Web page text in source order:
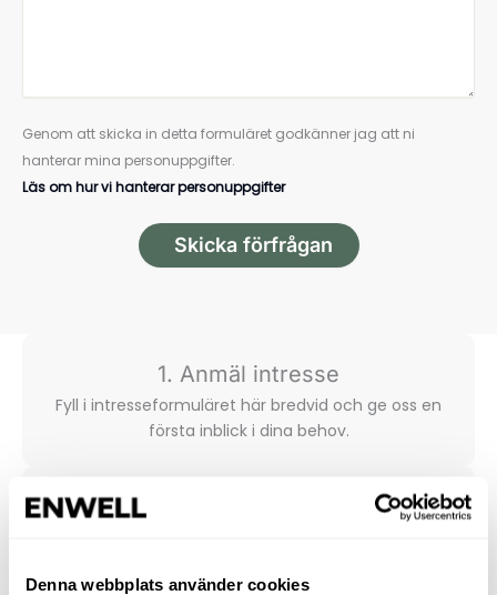
Denna webbplats använder cookies
Genom att skicka in detta formuläret godkänner jag att ni
hanterar mina personuppgifter.
Läs om hur vi hanterar personuppgifter
Skicka förfrågan
1. Anmäl intresse
Fyll i intresse­formuläret här bredvid och ge oss en
första inblick i dina behov.
den bästa lösningen för just ditt hem.